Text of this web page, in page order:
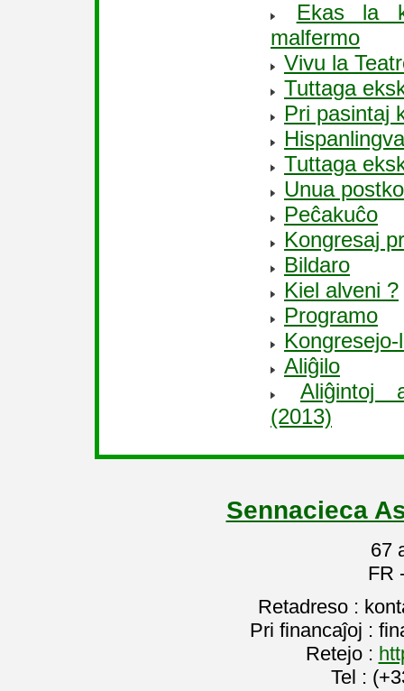
Ekas la
malfermo
Vivu la
Tuttaga
Pri pasintaj
Tuttaga
Unua
Peĉakuĉo
Kongresaj
Bildaro
Kiel alveni ?
Programo
Aliĝilo
Aliĝintoj
(2013)
Sennacieca
67
FR
Retadreso :
Pri financaĵoj :
Retejo :
Tel :